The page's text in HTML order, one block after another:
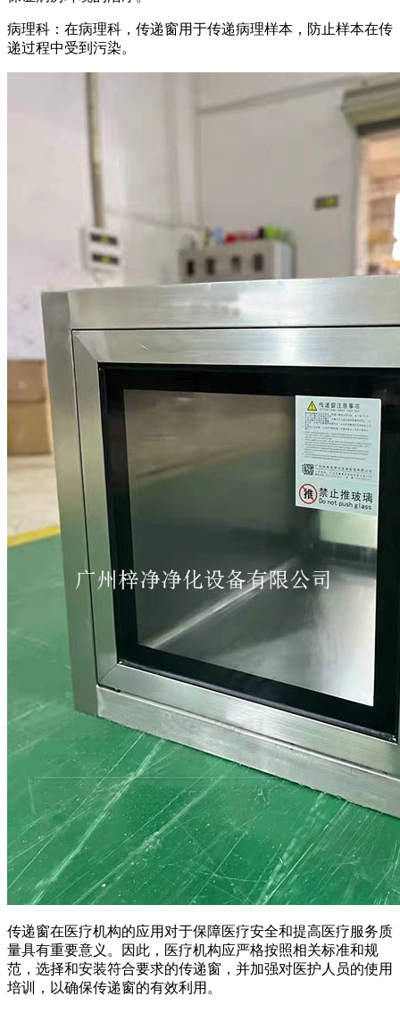
病理科：在病理科，传递窗用于传递病理样本，防止样本在传
递过程中受到污染。
传递窗在医疗机构的应用对于保障医疗安全和提高医疗服务质
量具有重要意义。因此，医疗机构应严格按照相关标准和规
范，选择和安装符合要求的传递窗，并加强对医护人员的使用
培训，以确保传递窗的有效利用。